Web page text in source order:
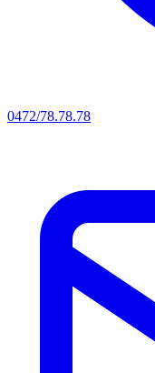
0472/78.78.78